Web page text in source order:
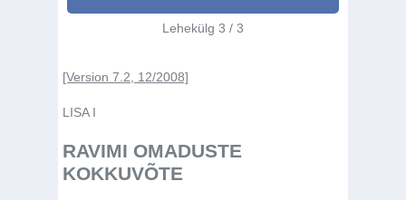
Lehekülg 3 / 3
[Version 7.2, 12/2008]
LISA I
RAVIMI OMADUSTE
KOKKUVÕTE